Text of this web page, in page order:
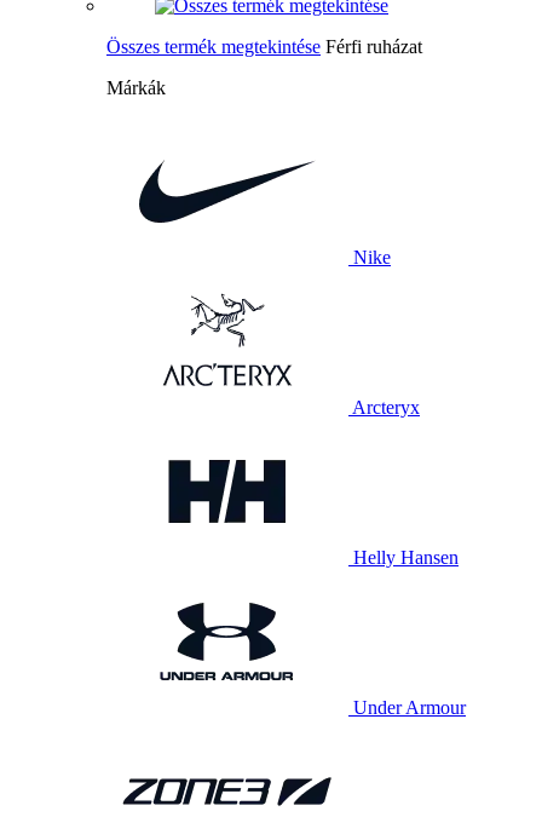
Összes termék megtekintése Férfi ruházat
Márkák
Nike
Arcteryx
Helly Hansen
Under Armour